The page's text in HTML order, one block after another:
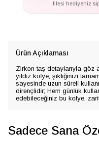
filesi hediyeniz
Ürün Açıklaması
Zirkon taş detaylarıyla göz
yıldız kolye, şıklığınızı
sayesinde uzun süreli
dirençlidir; Hem günlük
edebileceğiniz bu kolye,
Sadece Sana